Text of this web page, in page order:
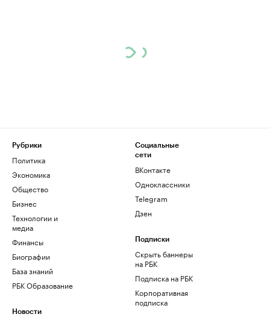
Рубрики
Политика
Экономика
Общество
Бизнес
Технологии и
медиа
Финансы
Биографии
База знаний
РБК Образование
Новости
Социальные
сети
ВКонтакте
Одноклассники
Telegram
Дзен
Подписки
Скрыть баннеры
на РБК
Подписка на РБК
Корпоративная
подписка